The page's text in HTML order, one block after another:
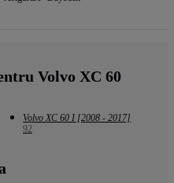
Volvo XC 60
Volvo XC 60 I [2008 - 2017]
92